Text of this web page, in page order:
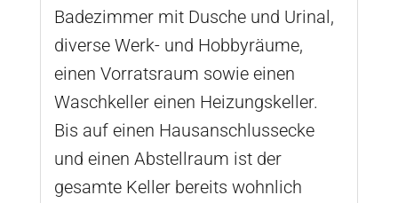
Badezimmer mit Dusche und Urinal,
diverse Werk- und Hobbyräume,
einen Vorratsraum sowie einen
Waschkeller einen Heizungskeller.
Bis auf einen Hausanschlussecke
und einen Abstellraum ist der
gesamte Keller bereits wohnlich